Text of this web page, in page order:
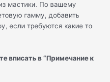
мастики. По вашему
гамму, добавить
если требуются какие то
вписать в “Примечание к